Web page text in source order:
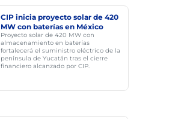
CIP inicia proyecto solar de 420
MW con baterías en México
Proyecto solar de 420 MW con
almacenamiento en baterías
fortalecerá el suministro eléctrico de la
península de Yucatán tras el cierre
financiero alcanzado por CIP.